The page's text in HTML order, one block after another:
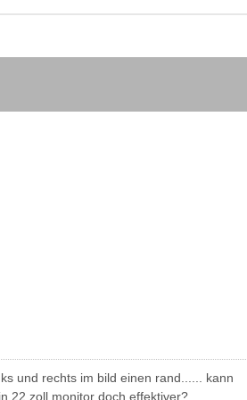
und rechts im bild einen rand...... kann
22 zoll monitor doch effektiver?